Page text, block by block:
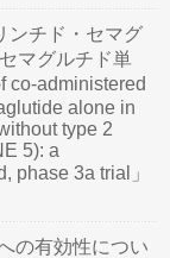
ンチド・セマグ
マグルチド単
co-administered
alone in
type 2
5): a
phase 3a trial」
の有効性につい